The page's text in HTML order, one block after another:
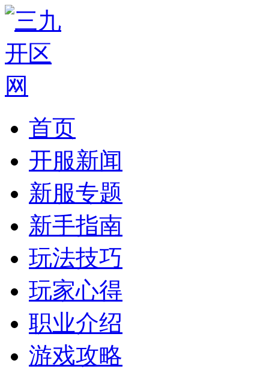
首页
开服新闻
新服专题
新手指南
玩法技巧
玩家心得
职业介绍
游戏攻略